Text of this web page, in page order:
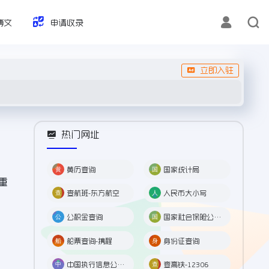
文 申请收录
立即入驻
热门网址
黄历查询 国家统计局
查航班-东方航空 人民币大小写
公积金查询 国家社会保险公共服务平台
船票查询-携程 身份证查询
中国执行信息公开网 查高铁-12306